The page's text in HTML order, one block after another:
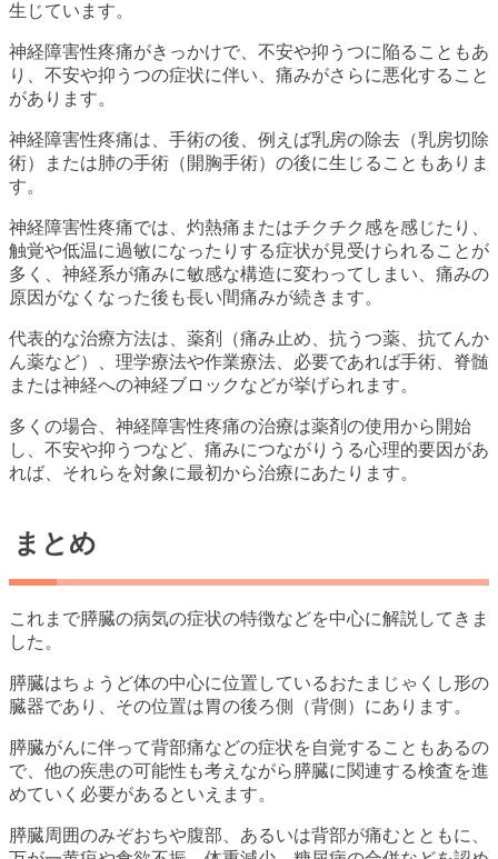
生じています。
神経障害性疼痛がきっかけで、不安や抑うつに陥ることもあ
り、不安や抑うつの症状に伴い、痛みがさらに悪化すること
があります。
神経障害性疼痛は、手術の後、例えば乳房の除去（乳房切除
術）または肺の手術（開胸手術）の後に生じることもありま
す。
神経障害性疼痛では、灼熱痛またはチクチク感を感じたり、
触覚や低温に過敏になったりする症状が見受けられることが
多く、神経系が痛みに敏感な構造に変わってしまい、痛みの
原因がなくなった後も長い間痛みが続きます。
代表的な治療方法は、薬剤（痛み止め、抗うつ薬、抗てんか
ん薬など）、理学療法や作業療法、必要であれば手術、脊髄
または神経への神経ブロックなどが挙げられます。
多くの場合、神経障害性疼痛の治療は薬剤の使用から開始
し、不安や抑うつなど、痛みにつながりうる心理的要因があ
れば、それらを対象に最初から治療にあたります。
まとめ
これまで膵臓の病気の症状の特徴などを中心に解説してきま
した。
膵臓はちょうど体の中心に位置しているおたまじゃくし形の
臓器であり、その位置は胃の後ろ側（背側）にあります。
膵臓がんに伴って背部痛などの症状を自覚することもあるの
で、他の疾患の可能性も考えながら膵臓に関連する検査を進
めていく必要があるといえます。
膵臓周囲のみぞおちや腹部、あるいは背部が痛むとともに、